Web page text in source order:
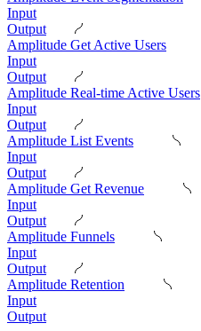
Input
Output
Amplitude Get Active Users
Input
Output
Amplitude Real-time Active Users
Input
Output
Amplitude List Events
Input
Output
Amplitude Get Revenue
Input
Output
Amplitude Funnels
Input
Output
Amplitude Retention
Input
Output